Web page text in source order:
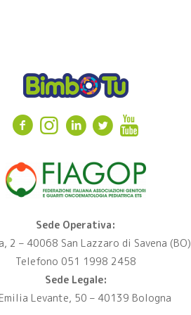
Sede Operativa:
2 – 40068 San Lazzaro di Savena (BO)
Telefono 051 1998 2458
Sede Legale:
Levante, 50 – 40139 Bologna